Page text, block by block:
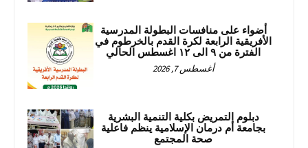
أضواء على منافسات البطولة المدرسية
الأفريقية الرابعة لكرة القدم بالخرطوم في
الفترة من ٩ الى ١٢ اغسطس الحالي
أغسطس 7, 2026
دبلوم التمريض بكلية التنمية البشرية
بجامعة أم درمان الإسلامية ينظم فاعلية
صحة المجتمع